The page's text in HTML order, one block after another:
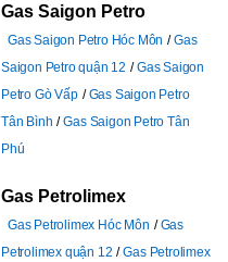
Gas Saigon Petro
Gas Saigon Petro Hóc Môn
Gas
Saigon Petro quận 12
Gas Saigon
Petro Gò Vấp
Gas Saigon Petro
Tân Bình
Gas Saigon Petro Tân
Phú
Gas Petrolimex
Gas Petrolimex Hóc Môn
Gas
Petrolimex quận 12
Gas Petrolimex